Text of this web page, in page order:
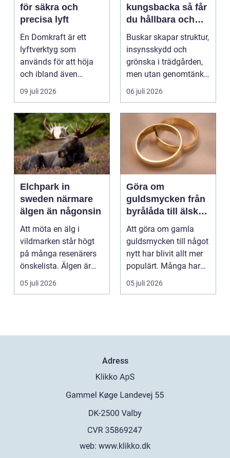
för säkra och
precisa lyft
En Domkraft är ett
lyftverktyg som
används för att höja
och ibland även
positionera tunga
objekt, so...
09 juli 2026
kungsbacka så får
du hållbara och
vackra buskar året
runt
Buskar skapar struktur,
insynsskydd och
grönska i trädgården,
men utan genomtänkt
beskärning blir de...
06 juli 2026
Elchpark in
sweden närmare
älgen än någonsin
Att möta en älg i
vildmarken står högt
på många resenärers
önskelista. Älgen är
Skandinaviens ikonis...
05 juli 2026
Göra om
guldsmycken från
byrålåda till älskad
favorit
Att göra om gamla
guldsmycken till något
nytt har blivit allt mer
populärt. Många har
ärvda ringar, ...
05 juli 2026
Adress
web: www.klikko.dk